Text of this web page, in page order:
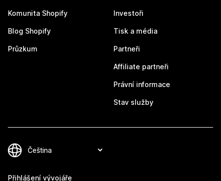
Komunita Shopify
Blog Shopify
Průzkum
Investoři
Tisk a média
Partneři
Affiliate partneři
Právní informace
Stav služby
Přihlášení vývojáře